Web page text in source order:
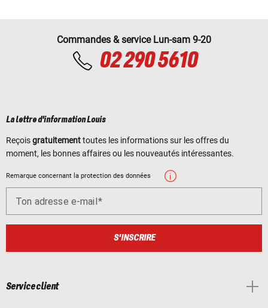
Commandes & service Lun-sam 9-20
02 290 5610
La lettre d'information Louis
Reçoisgratuitementtoutes les informations sur les offres du
moment, les bonnes affaires ou les nouveautés intéressantes.
Remarque concernant la protection des données
Ton adresse e-mail
S'INSCRIRE
Service client